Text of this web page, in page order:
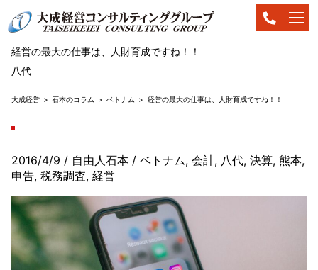
経営の最大の仕事は、人財育成ですね！！
八代
大成経営 石本のコラム ベトナム 経営の最大の仕事は、人財育成ですね！！
2016/4/9 / 自由人石本 / ベトナム, 会計, 八代, 決算, 熊本,
申告, 税務調査, 経営